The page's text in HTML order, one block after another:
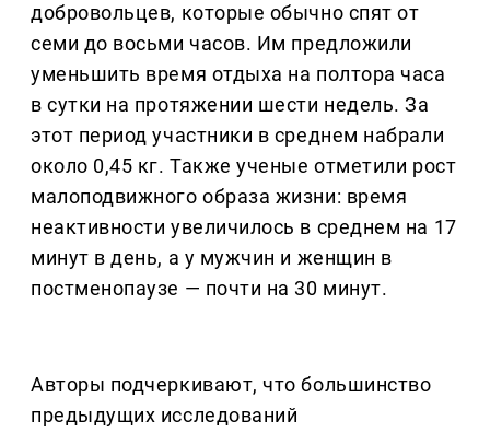
добровольцев, которые обычно спят от
семи до восьми часов. Им предложили
уменьшить время отдыха на полтора часа
в сутки на протяжении шести недель. За
этот период участники в среднем набрали
около 0,45 кг. Также ученые отметили рост
малоподвижного образа жизни: время
неактивности увеличилось в среднем на 17
минут в день, а у мужчин и женщин в
постменопаузе — почти на 30 минут.
Авторы подчеркивают, что большинство
предыдущих исследований